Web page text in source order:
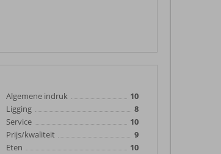
Algemene indruk
10
Ligging
8
Service
10
Prijs/kwaliteit
9
Eten
10